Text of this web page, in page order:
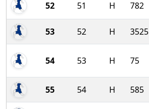
52 51 H 782
53 52 H 3525
54 53 H 75
55 54 H 585